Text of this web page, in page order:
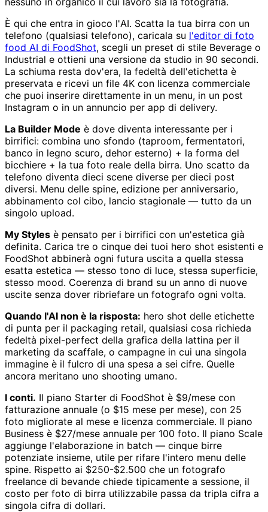
È qui che entra in gioco l'AI. Scatta la tua birra con un
telefono (qualsiasi telefono), caricala su l'editor di foto
food AI di FoodShot, scegli un preset di stile Beverage o
Industrial e ottieni una versione da studio in 90 secondi.
La schiuma resta dov'era, la fedeltà dell'etichetta è
preservata e ricevi un file 4K con licenza commerciale
che puoi inserire direttamente in un menu, in un post
Instagram o in un annuncio per app di delivery.
La Builder Mode è dove diventa interessante per i
birrifici: combina uno sfondo (taproom, fermentatori,
banco in legno scuro, dehor esterno) + la forma del
bicchiere + la tua foto reale della birra. Uno scatto da
telefono diventa dieci scene diverse per dieci post
diversi. Menu delle spine, edizione per anniversario,
abbinamento col cibo, lancio stagionale — tutto da un
singolo upload.
My Styles è pensato per i birrifici con un'estetica già
definita. Carica tre o cinque dei tuoi hero shot esistenti e
FoodShot abbinerà ogni futura uscita a quella stessa
esatta estetica — stesso tono di luce, stessa superficie,
stesso mood. Coerenza di brand su un anno di nuove
uscite senza dover ribriefare un fotografo ogni volta.
Quando l'AI non è la risposta: hero shot delle etichette
di punta per il packaging retail, qualsiasi cosa richieda
fedeltà pixel-perfect della grafica della lattina per il
marketing da scaffale, o campagne in cui una singola
immagine è il fulcro di una spesa a sei cifre. Quelle
ancora meritano uno shooting umano.
I conti. Il piano Starter di FoodShot è $9/mese con
fatturazione annuale (o $15 mese per mese), con 25
foto migliorate al mese e licenza commerciale. Il piano
Business è $27/mese annuale per 100 foto. Il piano Scale
aggiunge l'elaborazione in batch — cinque birre
potenziate insieme, utile per rifare l'intero menu delle
spine. Rispetto ai $250-$2.500 che un fotografo
freelance di bevande chiede tipicamente a sessione, il
costo per foto di birra utilizzabile passa da tripla cifra a
singola cifra di dollari.